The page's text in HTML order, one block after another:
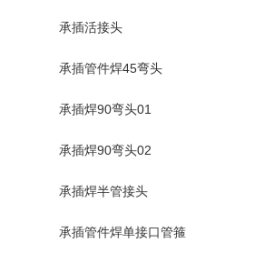
承插活接头
承插管件焊45弯头
承插焊90弯头01
承插焊90弯头02
承插焊半管接头
承插管件焊单接口管箍